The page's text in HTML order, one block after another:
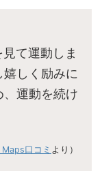
て運動しま
しく励みに
運動を続け
口コミ より）